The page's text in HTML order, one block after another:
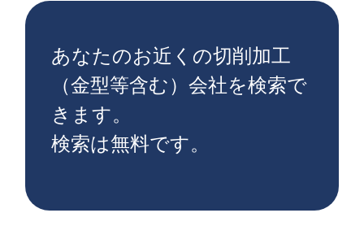
あなたのお近くの切削加工
（金型等含む）会社を検索で
きます。
検索は無料です。